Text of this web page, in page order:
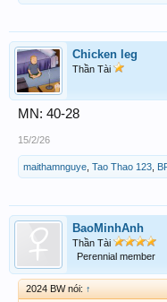
Chicken leg
Thần Tài
MN: 40-28
15/2/26
maithamnguye Tao Thao 123
BaoMinhAnh
Thần Tài
Perennial member
2024 BW nói: ↑